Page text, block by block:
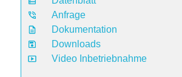
Anfrage
Dokumentation
Downloads
Video Inbetriebnahme